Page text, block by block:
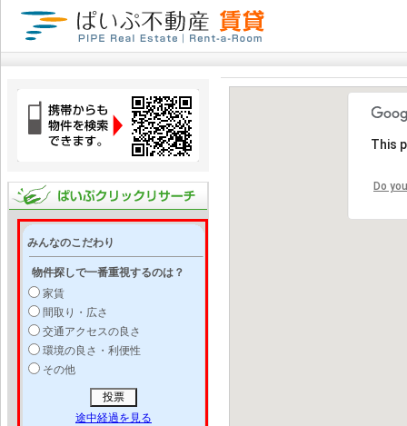
みんなのこだわり
物件探しで一番重視するのは？
家賃
間取り・広さ
交通アクセスの良さ
環境の良さ・利便性
その他
途中経過を見る
This
Do